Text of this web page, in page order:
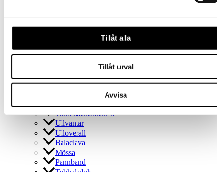
Tillåt alla
Tillåt urval
Avvisa
Huvudbonader
Tornedalshandsken
Ullvantar
Ulloverall
Balaclava
Mössa
Pannband